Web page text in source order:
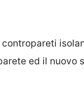
ed il nuovo